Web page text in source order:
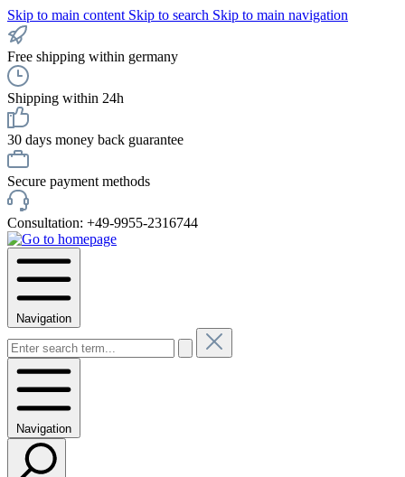
Skip to main content Skip to search Skip to main navigation
Free shipping within germany
Shipping within 24h
30 days money back guarantee
Secure payment methods
Consultation: +49-9955-2316744
Navigation
Navigation